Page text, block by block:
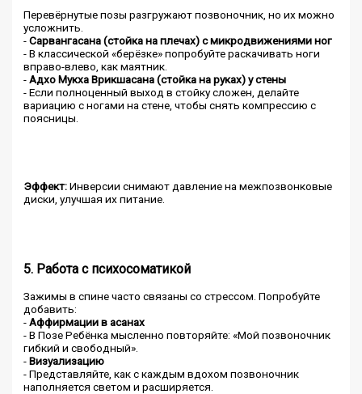
Перевёрнутые позы разгружают позвоночник, но их можно
усложнить.
-Сарвангасана (стойка на плечах) с микродвижениями ног
- В классической «берёзке» попробуйте раскачивать ноги
вправо-влево, как маятник.
-Адхо Мукха Врикшасана (стойка на руках) у стены
- Если полноценный выход в стойку сложен, делайте
вариацию с ногами на стене, чтобы снять компрессию с
поясницы.
Эффект:Инверсии снимают давление на межпозвонковые
диски, улучшая их питание.
5. Работа с психосоматикой
Зажимы в спине часто связаны со стрессом. Попробуйте
добавить:
-Аффирмации в асанах
- В Позе Ребёнка мысленно повторяйте: «Мой позвоночник
гибкий и свободный».
-Визуализацию
- Представляйте, как с каждым вдохом позвоночник
наполняется светом и расширяется.